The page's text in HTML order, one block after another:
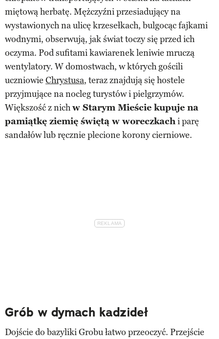
miętową herbatę. Mężczyźni przesiadujący na
wystawionych na ulicę krzesełkach, bulgocąc fajkami
wodnymi, obserwują, jak świat toczy się przed ich
oczyma. Pod sufitami kawiarenek leniwie mruczą
wentylatory. W domostwach, w których gościli
uczniowie Chrystusa, teraz znajdują się hostele
przyjmujące na nocleg turystów i pielgrzymów.
Większość z nichw Starym Mieście kupuje na
pamiątkę ziemię świętą w woreczkachi parę
sandałów lub ręcznie plecione korony cierniowe.
Grób w dymach kadzideł
Dojście do bazyliki Grobu łatwo przeoczyć. Przejście